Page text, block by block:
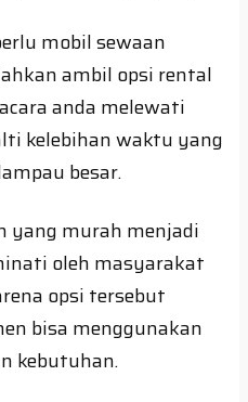
mobil sewaan
ambil opsi rental
anda melewati
kelebihan waktu yang
besar.
yang murah menjadi
oleh masyarakat
opsi tersebut
bisa menggunakan
kebutuhan.